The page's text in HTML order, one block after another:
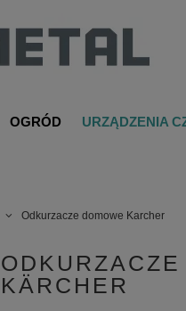
OGRÓD URZĄDZENIA
Odkurzacze domowe Karcher
KÄRCHER